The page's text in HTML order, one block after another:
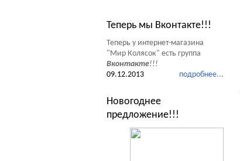
Теперь мы Вконтакте!!!
Теперь у интернет-магазина
"Мир Колясок" есть группа
Вконтакте!!!
подробнее...
09.12.2013
Новогоднее
предложение!!!